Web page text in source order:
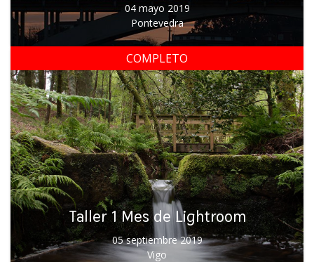
04 mayo 2019
Pontevedra
COMPLETO
Taller 1 Mes de Lightroom
05 septiembre 2019
Vigo